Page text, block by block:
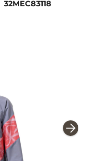
32MEC83118